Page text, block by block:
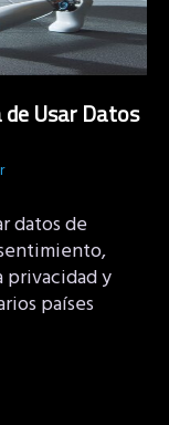
Usar Datos
datos de
privacidad y
países